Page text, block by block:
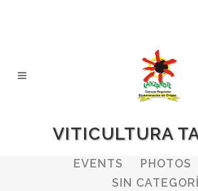
VITICULTURA
ALL WINERIES
EVENTS
PHOTOS
SIN